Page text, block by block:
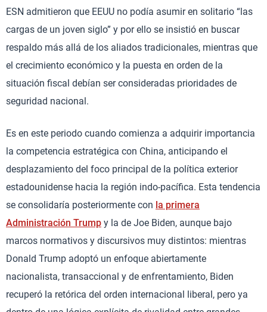
ESN admitieron que EEUU no podía asumir en solitario “las
cargas de un joven siglo” y por ello se insistió en buscar
respaldo más allá de los aliados tradicionales, mientras que
el crecimiento económico y la puesta en orden de la
situación fiscal debían ser consideradas prioridades de
seguridad nacional.
Es en este periodo cuando comienza a adquirir importancia
la competencia estratégica con China, anticipando el
desplazamiento del foco principal de la política exterior
estadounidense hacia la región indo-pacífica. Esta tendencia
se consolidaría posteriormente con la primera
Administración Trump y la de Joe Biden, aunque bajo
marcos normativos y discursivos muy distintos: mientras
Donald Trump adoptó un enfoque abiertamente
nacionalista, transaccional y de enfrentamiento, Biden
recuperó la retórica del orden internacional liberal, pero ya